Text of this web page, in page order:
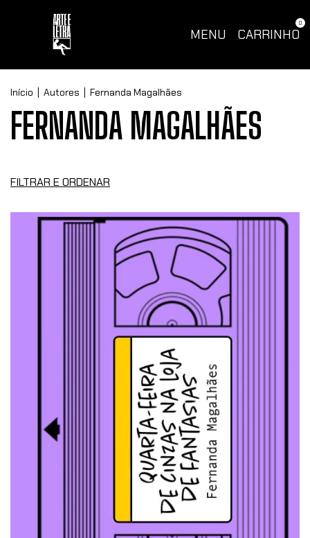
MENU CARRINHO
0
Início Autores Fernanda Magalhães
FERNANDA MAGALHÃES
FILTRAR E ORDENAR